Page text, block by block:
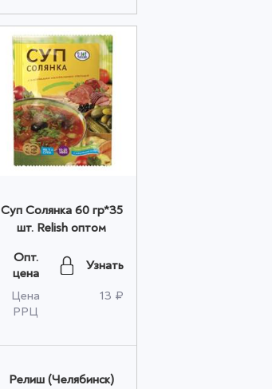
Суп Солянка 60 гр*35
шт. Relish оптом
Опт.
цена
Узнать
Цена
РРЦ
13 ₽
Релиш (Челябинск)